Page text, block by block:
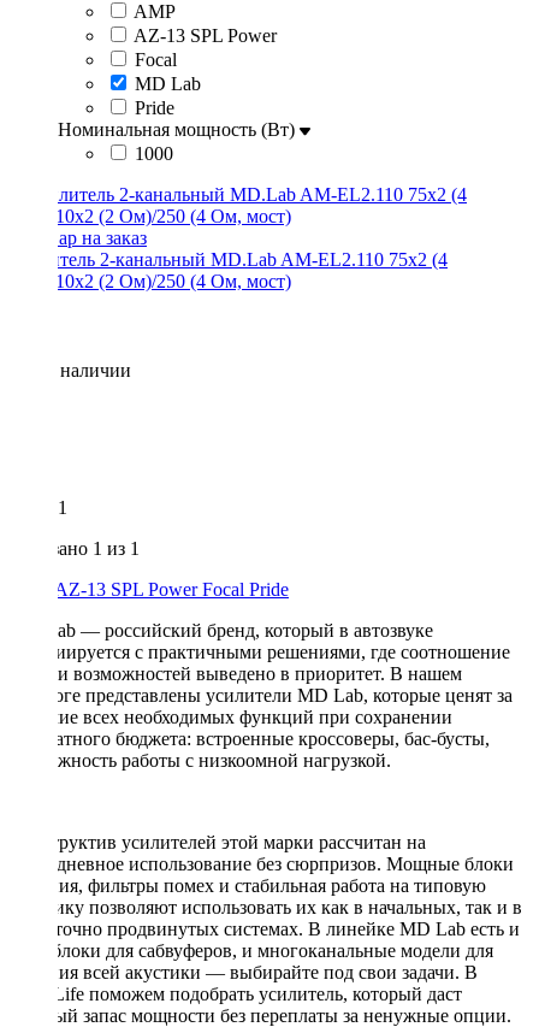
AMP
AZ-13 SPL Power
Focal
MD Lab
Pride
Номинальная мощность (Вт)
1000
Усилитель 2-канальный MD.Lab AM-EL2.110 75x2 (4
Oм)/110x2 (2 Ом)/250 (4 Ом, мост)
Нет в наличии
1
Показано 1 из 1
AZ-13 SPL Power Focal Pride
MD Lab — российский бренд, который в автозвуке
ассоциируется с практичными решениями, где соотношение
цены и возможностей выведено в приоритет. В нашем
каталоге представлены усилители MD Lab, которые ценят за
наличие всех необходимых функций при сохранении
адекватного бюджета: встроенные кроссоверы, бас-бусты,
возможность работы с низкоомной нагрузкой.
Конструктив усилителей этой марки рассчитан на
повседневное использование без сюрпризов. Мощные блоки
питания, фильтры помех и стабильная работа на типовую
акустику позволяют использовать их как в начальных, так и в
достаточно продвинутых системах. В линейке MD Lab есть и
моноблоки для сабвуферов, и многоканальные модели для
питания всей акустики — выбирайте под свои задачи. В
DriveLife поможем подобрать усилитель, который даст
нужный запас мощности без переплаты за ненужные опции.